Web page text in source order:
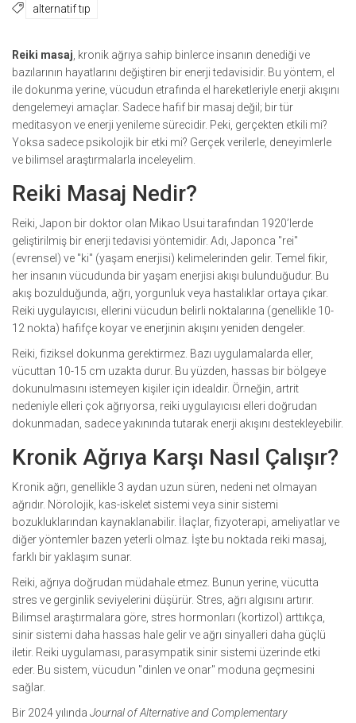
alternatif tıp
Reiki masaj , kronik ağrıya sahip binlerce insanın denediği ve
bazılarının hayatlarını değiştiren bir enerji tedavisidir. Bu yöntem, el
ile dokunma yerine, vücudun etrafında el hareketleriyle enerji akışını
dengelemeyi amaçlar. Sadece hafif bir masaj değil; bir tür
meditasyon ve enerji yenileme sürecidir. Peki, gerçekten etkili mi?
Yoksa sadece psikolojik bir etki mi? Gerçek verilerle, deneyimlerle
ve bilimsel araştırmalarla inceleyelim.
Reiki Masaj Nedir?
Reiki, Japon bir doktor olan Mikao Usui tarafından 1920’lerde
geliştirilmiş bir enerji tedavisi yöntemidir. Adı, Japonca "rei"
(evrensel) ve "ki" (yaşam enerjisi) kelimelerinden gelir. Temel fikir,
her insanın vücudunda bir yaşam enerjisi akışı bulunduğudur. Bu
akış bozulduğunda, ağrı, yorgunluk veya hastalıklar ortaya çıkar.
Reiki uygulayıcısı, ellerini vücudun belirli noktalarına (genellikle 10-
12 nokta) hafifçe koyar ve enerjinin akışını yeniden dengeler.
Reiki, fiziksel dokunma gerektirmez. Bazı uygulamalarda eller,
vücuttan 10-15 cm uzakta durur. Bu yüzden, hassas bir bölgeye
dokunulmasını istemeyen kişiler için idealdir. Örneğin, artrit
nedeniyle elleri çok ağrıyorsa, reiki uygulayıcısı elleri doğrudan
dokunmadan, sadece yakınında tutarak enerji akışını destekleyebilir.
Kronik Ağrıya Karşı Nasıl Çalışır?
Kronik ağrı, genellikle 3 aydan uzun süren, nedeni net olmayan
ağrıdır. Nörolojik, kas-iskelet sistemi veya sinir sistemi
bozukluklarından kaynaklanabilir. İlaçlar, fizyoterapi, ameliyatlar ve
diğer yöntemler bazen yeterli olmaz. İşte bu noktada reiki masaj,
farklı bir yaklaşım sunar.
Reiki, ağrıya doğrudan müdahale etmez. Bunun yerine, vücutta
stres ve gerginlik seviyelerini düşürür. Stres, ağrı algısını artırır.
Bilimsel araştırmalara göre, stres hormonları (kortizol) arttıkça,
sinir sistemi daha hassas hale gelir ve ağrı sinyalleri daha güçlü
iletir. Reiki uygulaması, parasympatik sinir sistemi üzerinde etki
eder. Bu sistem, vücudun "dinlen ve onar" moduna geçmesini
sağlar.
Bir 2024 yılında Journal of Alternative and Complementary